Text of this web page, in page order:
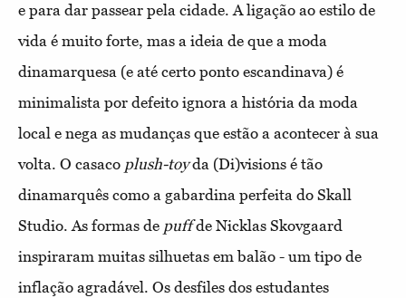
e para dar passear pela cidade. A ligação ao estilo de
vida é muito forte, mas a ideia de que a moda
dinamarquesa (e até certo ponto escandinava) é
minimalista por defeito ignora a história da moda
local e nega as mudanças que estão a acontecer à sua
volta. O casaco plush-toyda (Di)visions é tão
dinamarquês como a gabardina perfeita do Skall
Studio. As formas de puffde Nicklas Skovgaard
inspiraram muitas silhuetas em balão - um tipo de
inflação agradável. Os desfiles dos estudantes